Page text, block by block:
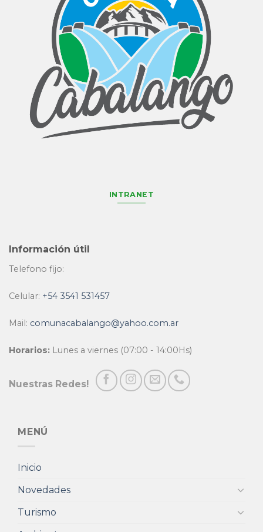
INTRANET
Información útil
Telefono fijo:
Celular: +54 3541 531457
Mail: comunacabalango@yahoo.com.ar
Horarios: Lunes a viernes (07:00 - 14:00Hs)
Nuestras Redes!
MENÚ
Inicio
Novedades
Turismo